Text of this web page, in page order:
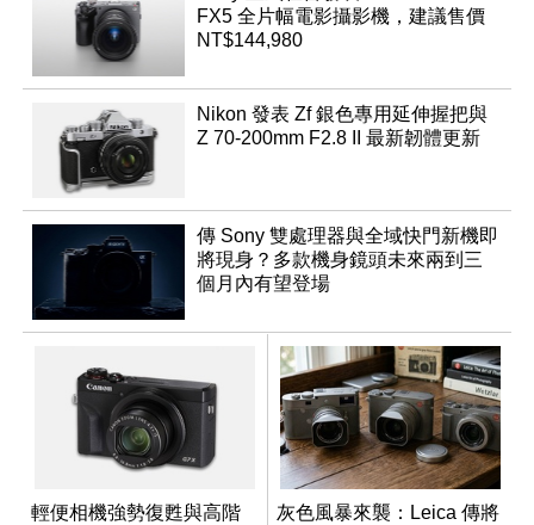
FX5 全片幅電影攝影機，建議售價
NT$144,980
Nikon 發表 Zf 銀色專用延伸握把與
Z 70-200mm F2.8 II 最新韌體更新
傳 Sony 雙處理器與全域快門新機即
將現身？多款機身鏡頭未來兩到三
個月內有望登場
輕便相機強勢復甦與高階
灰色風暴來襲：Leica 傳將